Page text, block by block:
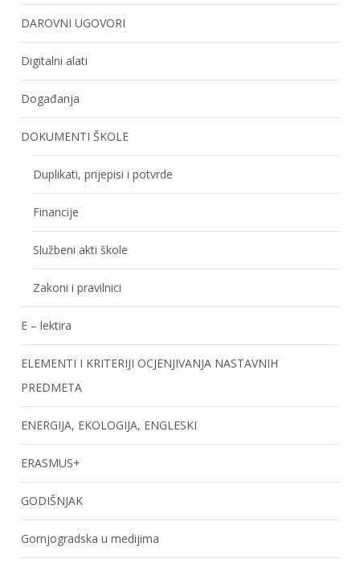
DAROVNI UGOVORI
Digitalni alati
Događanja
DOKUMENTI ŠKOLE
Duplikati, prijepisi i potvrde
Financije
Službeni akti škole
Zakoni i pravilnici
E – lektira
ELEMENTI I KRITERIJI OCJENJIVANJA NASTAVNIH
PREDMETA
ENERGIJA, EKOLOGIJA, ENGLESKI
ERASMUS+
GODIŠNJAK
Gornjogradska u medijima